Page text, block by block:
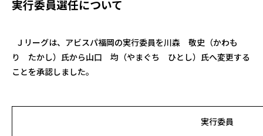
実行委員選任について
Ｊリーグは、 アビスパ福岡の実行委員を川森 敬史（かわも
り たかし）氏から山口 均（やまぐち ひとし）氏へ変更する
ことを承認しました。
実行委員